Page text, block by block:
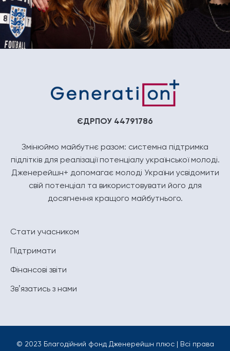
ЄДРПОУ 44791786
Змінюймо майбутнє разом: системна підтримка
підлітків для реалізації потенціалу української молоді.
Дженерейшн+ допомагає молоді України усвідомити
свій потенціал та використовувати його для
досягнення кращого майбутнього.
Стати учасником
Підтримати
Фінансові звіти
Звʼязатись з нами
© 2023 Благодійний фонд Дженерейшн плюс | Всі права